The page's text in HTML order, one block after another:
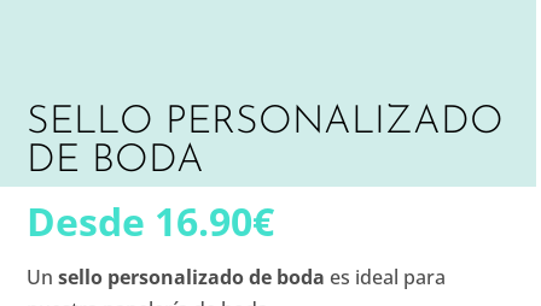
SELLO PERSONALIZADO
DE BODA
Desde 16.90€
Un sello personalizado de boda es ideal para